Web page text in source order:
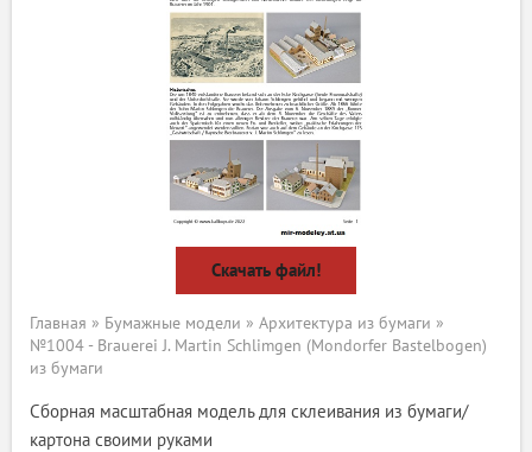
Скачать файл!
Главная » Бумажные модели » Архитектура из бумаги »
№1004 - Brauerei J. Martin Schlimgen (Mondorfer Bastelbogen)
из бумаги
Сборная масштабная модель для склеивания из бумаги/
картона своими руками